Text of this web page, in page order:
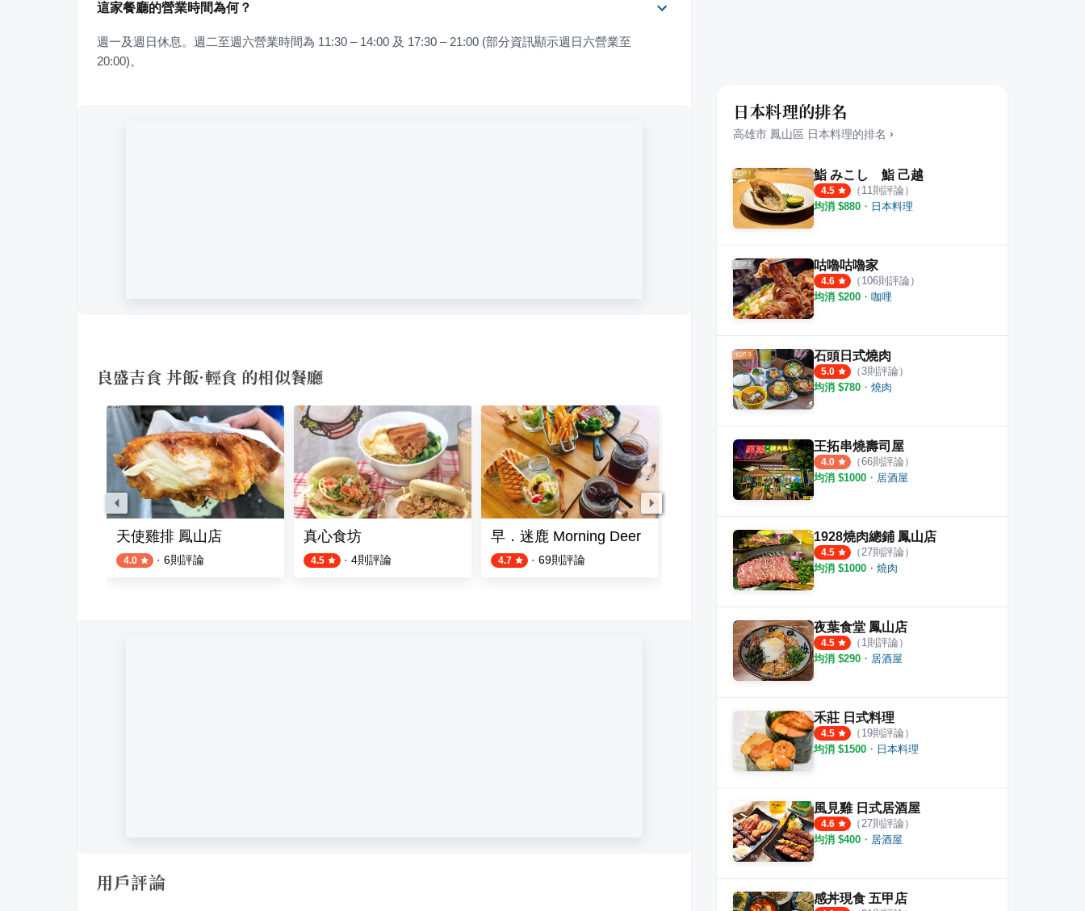
這家餐廳的營業時間為何？
週一及週日休息。週二至週六營業時間為 11:30 – 14:00 及 17:30 – 21:00 (部分資訊顯示週日六營業至
20:00)。
良盛吉食 丼飯·輕食 的相似餐廳
天使雞排 鳳山店
4.0 · 6則評論
真心食坊
4.5 · 4則評論
早．迷鹿 Morning Deer
4.7 · 69則評論
北芳園牛肉拉麵-大東
則評論
今年貴焿鳳山光遠店
1則評論
用戶評論
日本料理的排名
高雄市 鳳山區 日本料理的排名 ›
鮨 みこし 鮨 己越
4.5 （ 11 則評論）
均消 $880 ・ 日本料理
咕嚕咕嚕家
4.6 （ 106則評論）
均消 $200 ・ 咖哩
石頭日式燒肉
5.0 （3則評論）
均消 $780 ・ 燒肉
王拓串燒壽司屋
4.0 （66則評論）
均消 $1000 ・ 居酒屋
1928燒肉總鋪 鳳山店
4.5 （ 27則評論）
均消 $1000 ・ 燒肉
夜葉食堂 鳳山店
4.5 （ 1 則評論）
均消 $290 ・ 居酒屋
禾莊 日式料理
4.5 （ 19則評論）
均消 $1500 ・ 日本料理
風見雞 日式居酒屋
4.6 （ 27則評論）
均消 $400 ・ 居酒屋
感丼現食 五甲店